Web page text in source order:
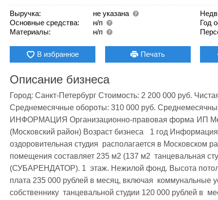
Выручка:
не указана
Основные средства:
н/п
Материалы:
н/п
Год
В избранное Печать
Описание бизнеса
Город: Санкт-Петербург Стоимость: 2 200 000 руб.
Среднемесячные обороты: 310 000 руб.
ИНФОРМАЦИЯ Организационно-правовая форма	ИП Место расположения	Санкт- Петербург
(Московский район) Возраст бизнеса	1 год Информация о помещении	   Танцевально-
оздоровительная студия  располагается в Московском
помещения составляет 235 м2 (137 м2  танцевальная
(СУБАРЕНДАТОР). 1  этаж. Нежилой фонд. Высота
плата 235 000 рублей в месяц, включая  коммунальные
собственнику  танцевальной студии 120 000 рублей в